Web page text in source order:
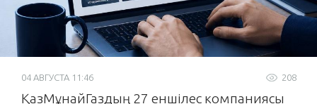
208
04 АВГУСТА 11:46
ҚазМұнайГаздың 27 еншілес компаниясы